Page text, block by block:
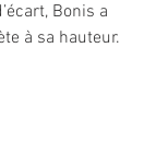
Bonis a
à sa hauteur.